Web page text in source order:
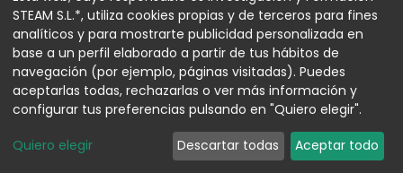
El presente curso tiene por objeto el
fomento de las vocaciones científicas, la
creatividad y la actitud emprendedora
entre alumnos, profesores y
emprendedores, promoviendo un nuevo
STEAM S.L.*, utiliza cookies propias y de terceros para fines
analíticos y para mostrarte publicidad personalizada en
base a un perfil elaborado a partir de tus hábitos de
navegación (por ejemplo, páginas visitadas). Puedes
aceptarlas todas, rechazarlas o ver más información y
configurar tus preferencias pulsando en "Quiero elegir".
Quiero elegir Descartar todas Aceptar todo